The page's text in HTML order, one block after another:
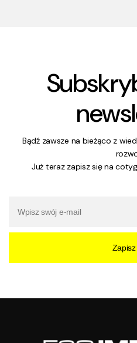
Bądź zawsze na bieżąco z
Już teraz zapisz się na